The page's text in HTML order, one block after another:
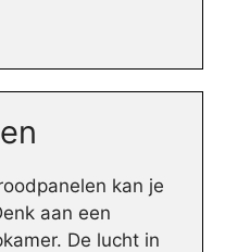
kan je
aan een
De lucht in